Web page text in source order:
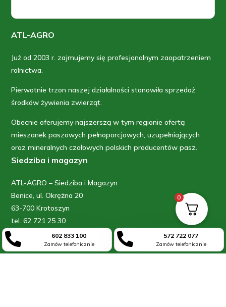
ATL-AGRO
Już od 2003 r. zajmujemy się profesjonalnym zaopatrzeniem
rolnictwa.
Pierwotnie trzon naszej działalności stanowiła sprzedaż
środków żywienia zwierząt.
Obecnie oferujemy najszerszą w tym regionie ofertą
mieszanek paszowych pełnoporcjowych, uzupełniających
oraz mineralnych czołowych polskich producentów pasz.
Siedziba i magazyn
ATL-AGRO – Siedziba i Magazyn
Benice, ul. Okrężna 20
63-700 Krotoszyn
tel. 62 721 25 30
kom. 602 592 295
e-mail: sklep_atl-agro@wp.pl
 602 833 100
Zamów telefonicznie  572 722 077
Zamów telefonicznie
0